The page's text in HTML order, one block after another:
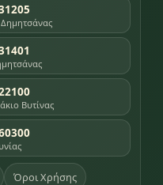
Βυτίνας
Όροι Χρήσης